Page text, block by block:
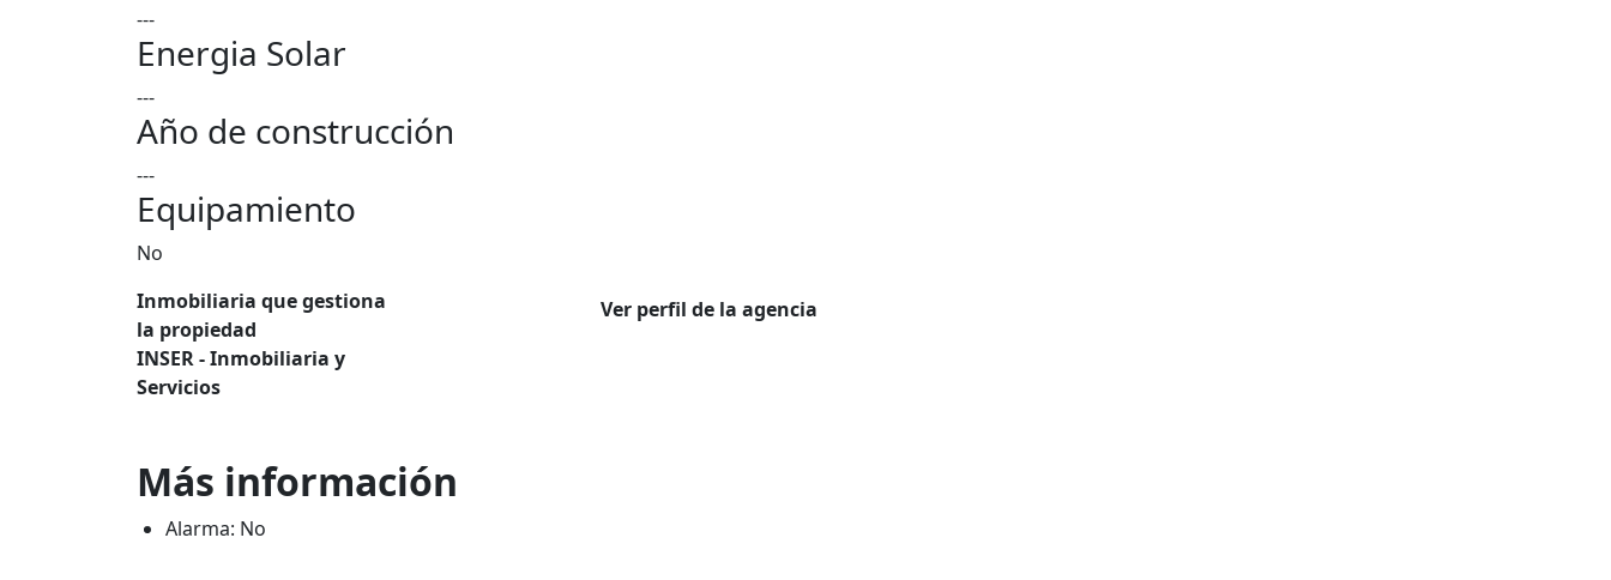
---
Energia Solar
---
Año de construcción
---
Equipamiento
No
Inmobiliaria que gestiona
la propiedad
INSER - Inmobiliaria y
Servicios
Ver perfil de la agencia
Más información
Alarma: No